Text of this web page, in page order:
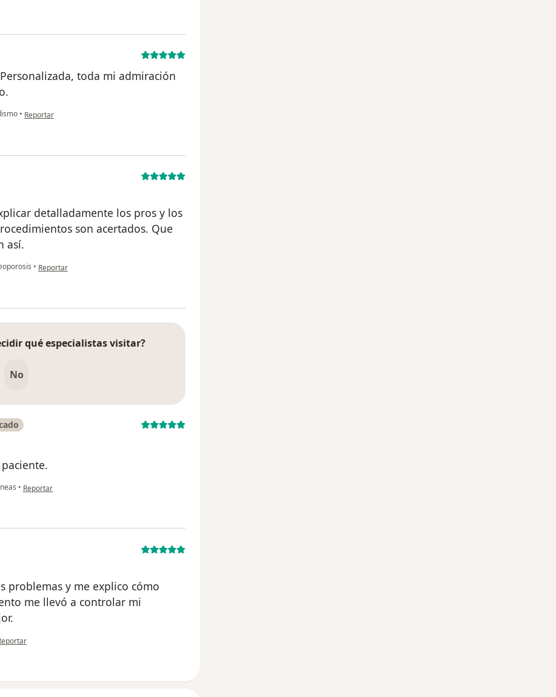
toda mi admiración
• en opinión del usuario Cuenta eliminada
Reportar
detalladamente los pros y los
son acertados. Que
así.
• en opinión del usuario anónimo
Reportar
qué especialistas visitar?
No
• en opinión del usuario Paciente
Reportar
problemas y me explico cómo
me llevó a controlar mi
opinión del usuario paciente